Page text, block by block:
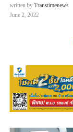
written by Transtimenews
June 2, 2022